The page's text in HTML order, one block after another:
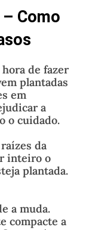
– Como
de fazer
plantadas
em
a
o cuidado.
da
inteiro o
plantada.
a muda.
compacte a